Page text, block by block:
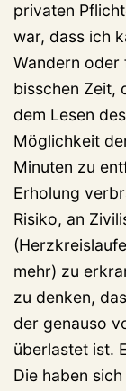
privaten
war, dass ich
Wandern
bisschen Zeit,
dem Lesen
Möglichkeit
Minuten zu
Erholung
Risiko, an
mehr) zu
zu denken,
der genauso
überlastet ist.
Die haben